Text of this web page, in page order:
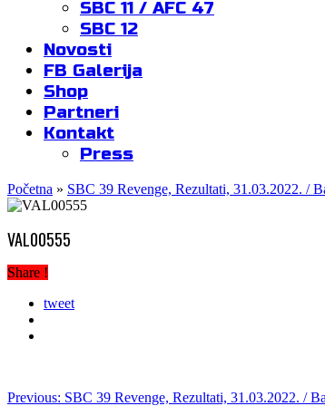
SBC 11 / AFC 47
SBC 12
Novosti
FB Galerija
Shop
Partneri
Kontakt
Press
Početna » SBC 39 Revenge, Rezultati, 31.03.2022. /
VAL00555
Share !
tweet
Previous: SBC 39 Revenge, Rezultati, 31.03.2022. /